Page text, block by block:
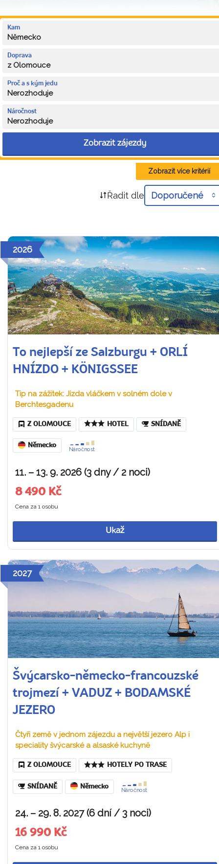
Kam
Německo
Doprava
z Olomouce
Proč a s kým jedu
Nerozhoduje
Náročnost
Nerozhoduje
Zobrazit zájezdy
Zobrazit více kritérií
Řadit dle Doporučené
2026
To nejlepší ze Salzburgu + ORLÍ
HNÍZDO + KÖNIGSSEE
Tip na zážitek: Jízda vláčkem v solném dole v
Berchtesgadenu
Z OLOMOUCE HOTEL SNÍDANĚ
Německo
Náročnost
11. – 13. 9. 2026 (3 dny / 2 noci)
8 490 Kč
Cena za 1 osobu
Ukaž
2027
Švýcarsko-německo-francouzské
trojmezí + VADUZ + BODAMSKÉ
JEZERO
Čtyři země v jednom zájezdu a největší jezero Alp i
speciality švýcarské a alsaské kuchyně
Z OLOMOUCE HOTELY PO TRASE
SNÍDANĚ Německo
Náročnost
24. – 29. 8. 2027 (6 dní / 3 noci)
16 990 Kč
Cena za 1 osobu